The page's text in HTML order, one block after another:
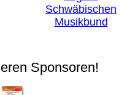
Schwäbischen
Musikbund
Sponsoren!